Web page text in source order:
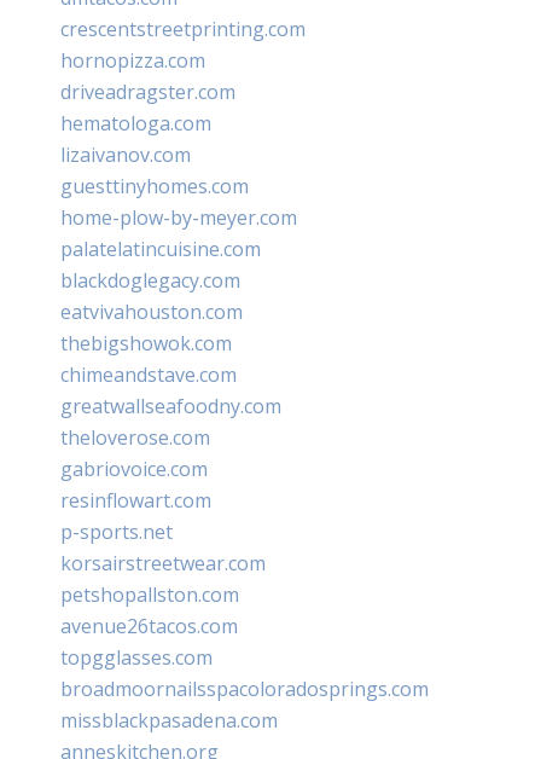
crescentstreetprinting.com
hornopizza.com
driveadragster.com
hematologa.com
lizaivanov.com
guesttinyhomes.com
home-plow-by-meyer.com
palatelatincuisine.com
blackdoglegacy.com
eatvivahouston.com
thebigshowok.com
chimeandstave.com
greatwallseafoodny.com
theloverose.com
gabriovoice.com
resinflowart.com
p-sports.net
korsairstreetwear.com
petshopallston.com
avenue26tacos.com
topgglasses.com
broadmoornailsspacoloradosprings.com
missblackpasadena.com
anneskitchen.org